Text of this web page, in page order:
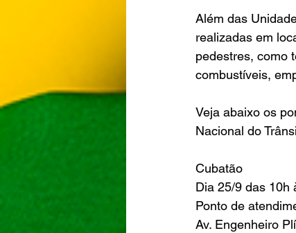
Além das
realizadas em
pedestres, como
combustíveis,
Veja abaixo os
Nacional do
Cubatão
Dia 25/9 das 10h
Ponto de
Av. Engenheiro